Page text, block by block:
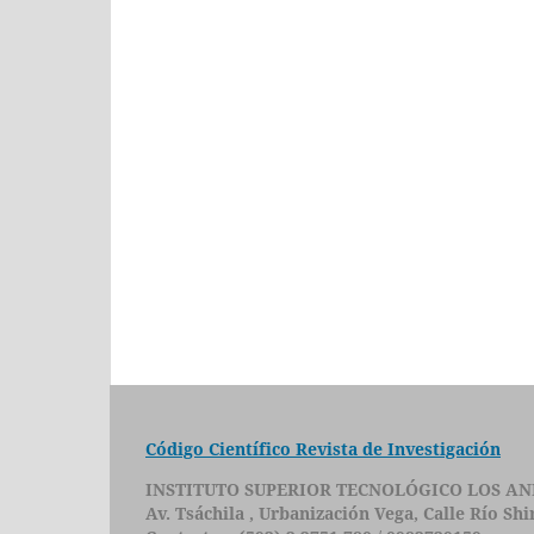
Código Científico Revista de Investigación
INSTITUTO SUPERIOR TECNOLÓGICO LOS
Av. Tsáchila , Urbanización Vega, Calle Río